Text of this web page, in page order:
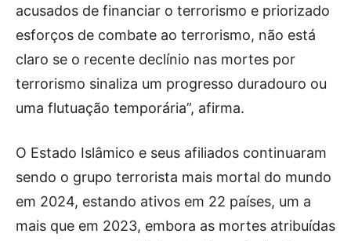
acusados ​​de financiar o terrorismo e priorizado
esforços de combate ao terrorismo, não está
claro se o recente declínio nas mortes por
terrorismo sinaliza um progresso duradouro ou
uma flutuação temporária”, afirma.
O Estado Islâmico e seus afiliados continuaram
sendo o grupo terrorista mais mortal do mundo
em 2024, estando ativos em 22 países, um a
mais que em 2023, embora as mortes atribuídas